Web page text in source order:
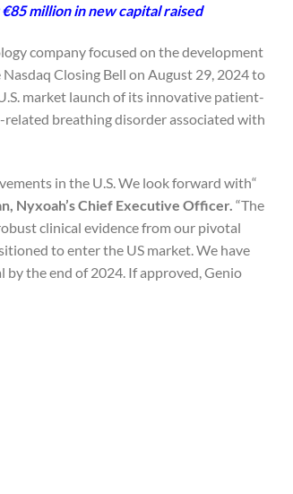
million in new capital raised
company focused on the development
Closing Bell on August 29, 2024 to
market launch of its innovative patient-
breathing disorder associated with
in the U.S. We look forward with
Nyxoah’s Chief Executive Officer. “The
clinical evidence from our pivotal
to enter the US market. We have
the end of 2024. If approved, Genio